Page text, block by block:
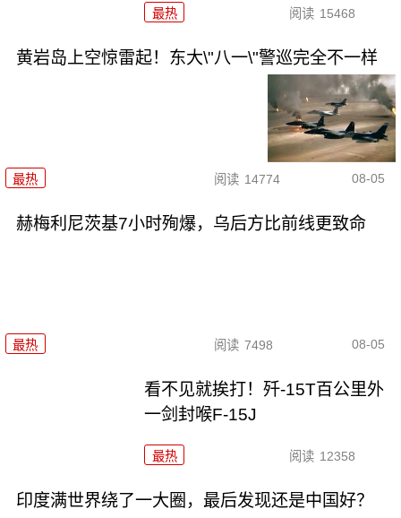
最热 阅读 15468
黄岩岛上空惊雷起！东大\"八一\"警巡完全不一样
最热 阅读 14774 08-05
赫梅利尼茨基7小时殉爆，乌后方比前线更致命
最热 阅读 7498 08-05
看不见就挨打！歼-15T百公里外
一剑封喉F-15J
最热 阅读 12358
印度满世界绕了一大圈，最后发现还是中国好？